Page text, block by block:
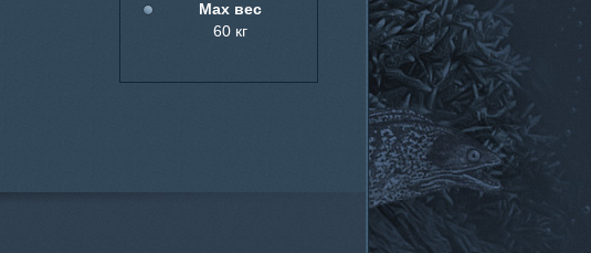
Мах вес
60 кг